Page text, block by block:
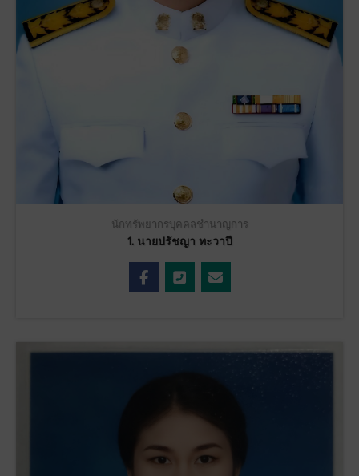
นักทรัพยากรบุคคลชำนาญการ
1. นายปรัชญา ทะวาปี